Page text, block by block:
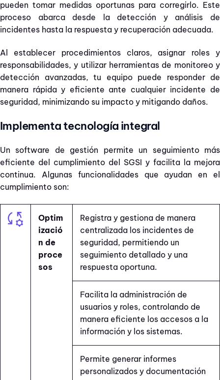
pueden tomar medidas oportunas para corregirlo. Este
proceso abarca desde la detección y análisis de
incidentes hasta la respuesta y recuperación adecuada.
Al establecer procedimientos claros, asignar roles y
responsabilidades, y utilizar herramientas de monitoreo y
detección avanzadas, tu equipo puede responder de
manera rápida y eficiente ante cualquier incidente de
seguridad, minimizando su impacto y mitigando daños.
Implementa tecnología integral
Un software de gestión permite un seguimiento más
eficiente del cumplimiento del SGSI y facilita la mejora
continua. Algunas funcionalidades que ayudan en el
cumplimiento son:
Optim
izació
n de
proce
sos
Registra y gestiona de manera
centralizada los incidentes de
seguridad, permitiendo un
seguimiento detallado y una
respuesta oportuna.
Facilita la administración de
usuarios y roles, controlando de
manera eficiente los accesos a la
información y los sistemas.
Permite generar informes
personalizados y documentación